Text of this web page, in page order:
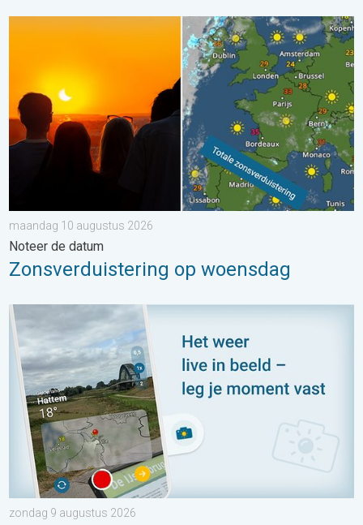
Zonsverduistering op woensdag. Noteer de datum. . .
maandag 10 augustus 2026
Noteer de datum
Zonsverduistering op woensdag
Impressies maken, momenten delen. Deel wat je ziet!. . .
zondag 9 augustus 2026